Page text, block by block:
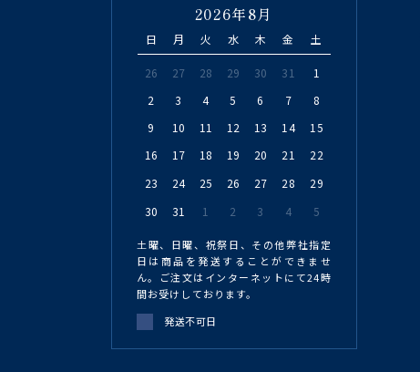
2026年8月
日 月 火 水 木 金 土
26 27 28 29 30 31
1
2
3 4 5 6 7
8
9
10 11 12 13 14
15
16
17 18 19 20 21
22
23
24 25 26 27 28
29
30
31 1 2 3 4 5
土曜、日曜、祝祭日、その他弊社指定
日は商品を発送することができませ
ん。ご注文はインターネットにて24時
間お受けしております。
発送不可日